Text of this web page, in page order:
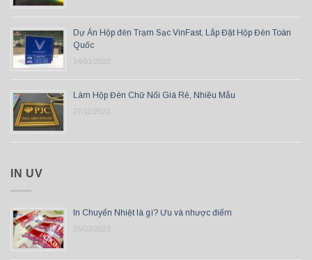
Dự Án Hộp đèn Trạm Sạc VinFast, Lắp Đặt Hộp Đèn Toàn
Quốc
14/01/2022
Làm Hộp Đèn Chữ Nổi Giá Rẻ, Nhiều Mẫu
27/11/2023
IN UV
In Chuyển Nhiệt là gì? Ưu và nhược điểm
25/02/2023